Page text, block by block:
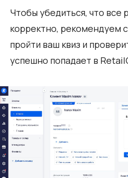
Чтобы убедиться, что все
корректно, рекомендуем
пройти ваш квиз и
успешно попадает в